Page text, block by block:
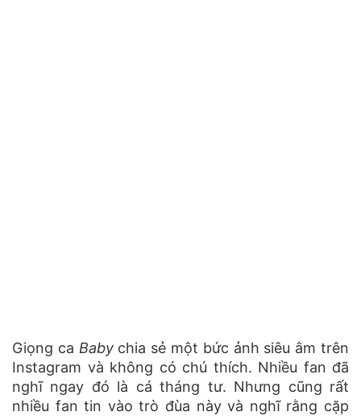
Giọng ca Babychia sẻ một bức ảnh siêu âm trên
Instagram và không có chú thích. Nhiều fan đã
nghĩ ngay đó là cá tháng tư. Nhưng cũng rất
nhiều fan tin vào trò đùa này và nghĩ rằng cặp